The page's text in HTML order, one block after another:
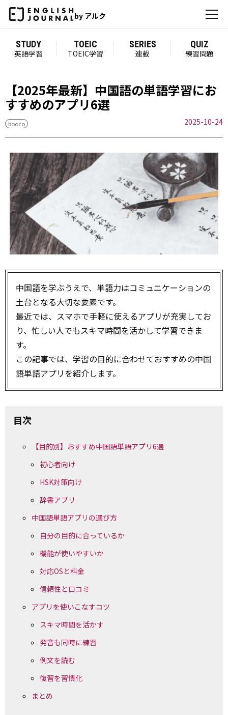
by アルク
STUDY
英語学習
TOEIC
TOEIC学習
SERIES
連載
QUIZ
練習問題
【2025年最新】中国語の単語学習にお
すすめのアプリ6選
booco 2025-10-24
中国語を学ぶうえで、単語力はコミュニケーションの
土台となる大切な要素です。
最近では、スマホで手軽に使えるアプリが充実してお
り、忙しい人でもスキマ時間を活かして学習できま
す。
この記事では、学習の目的に合わせておすすめの中国
語単語アプリを紹介します。
目次
【目的別】おすすめ中国語単語アプリ6選
初心者向け
HSK対策向け
辞書アプリ
中国語単語アプリの選び方
自分の目的に合っているか
機能が使いやすいか
対応OSと料金
信頼性と口コミ
アプリを使いこなすコツ
スキマ時間を活かす
発音も同時に練習
例文を読む
復習を習慣化
まとめ